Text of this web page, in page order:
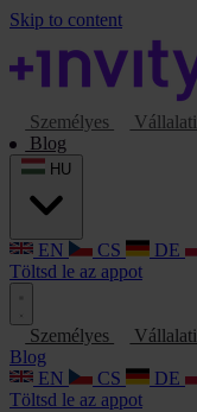
Skip to content
Személyes Vállalati
Blog
EN CS DE
Töltsd le az appot
Személyes Vállalati
Blog
EN
CS DE
Töltsd le az appot